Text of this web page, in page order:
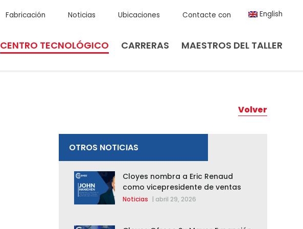
Fabricación Noticias Ubicaciones Contacte con English
CENTRO TECNOLÓGICO CARRERAS MAESTROS DEL TALLER
Volver
OTROS NOTICIAS
Cloyes nombra a Eric Renaud
como vicepresidente de ventas
para Cloyes y Rotomaster
Noticias | abril 29, 2026